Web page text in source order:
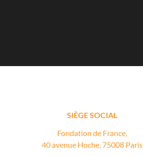
SIÈGE SOCIAL
Fondation de France,
40 avenue Hoche, 75008 Paris